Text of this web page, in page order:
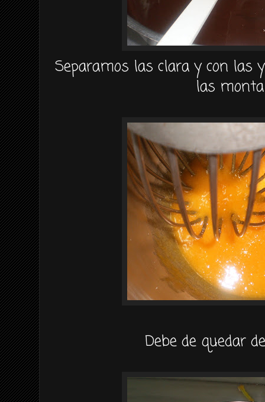
Separamos las clara y con las
las
Debe de quedar